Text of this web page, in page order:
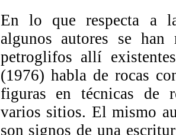
En lo que respecta a
algunos autores se
petroglifos allí
(1976) habla de rocas
figuras en técnicas de
varios sitios. El mismo
son signos de una